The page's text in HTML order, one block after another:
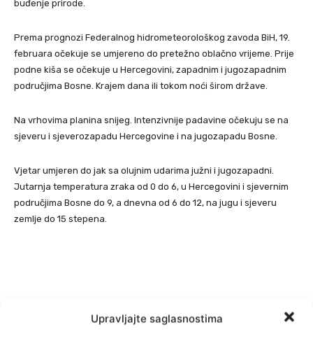
Upravljajte saglasnostima
buđenje prirode.
Prema prognozi Federalnog hidrometeorološkog zavoda BiH, 19.
februara očekuje se umjereno do pretežno oblačno vrijeme. Prije
podne kiša se očekuje u Hercegovini, zapadnim i jugozapadnim
područjima Bosne. Krajem dana ili tokom noći širom države.
Na vrhovima planina snijeg. Intenzivnije padavine očekuju se na
sjeveru i sjeverozapadu Hercegovine i na jugozapadu Bosne.
Vjetar umjeren do jak sa olujnim udarima južni i jugozapadni.
Jutarnja temperatura zraka od 0 do 6, u Hercegovini i sjevernim
područjima Bosne do 9, a dnevna od 6 do 12, na jugu i sjeveru
zemlje do 15 stepena.